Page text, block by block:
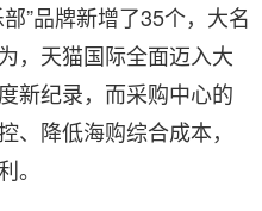
”品牌新增了35个，大名
，天猫国际全面迈入大
新纪录，而采购中心的
、降低海购综合成本，
。